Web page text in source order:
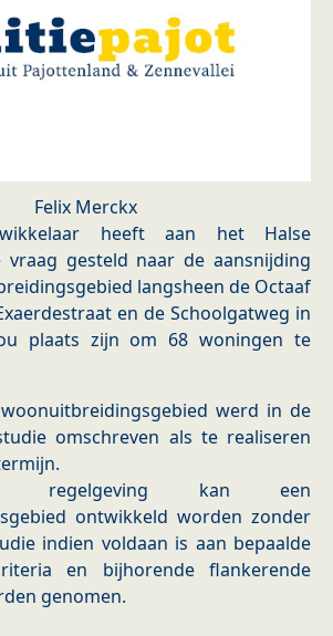
Felix Merckx
heeft aan het Halse
vraag gesteld naar de aansnijding
langsheen de Octaaf
en de Schoolgatweg in
plaats zijn om 68 woningen te
werd in de
omschreven als te realiseren
regelgeving kan een
ontwikkeld worden zonder
indien voldaan is aan bepaalde
en bijhorende flankerende
genomen.